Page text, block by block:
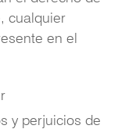
cualquier
en el
y perjuicios de